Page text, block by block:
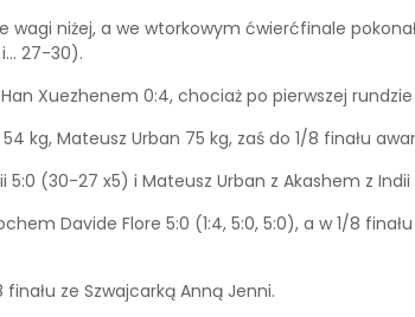
niżej, a we wtorkowym ćwierćfinale
27-30).
Xuezhenem 0:4, chociaż po pierwszej rundzie
kg, Mateusz Urban 75 kg, zaś do 1/8 finału
(30-27 x5) i Mateusz Urban z Akashem z
Davide Flore 5:0 (1:4, 5:0, 5:0), a w 1/8
ze Szwajcarką Anną Jenni.